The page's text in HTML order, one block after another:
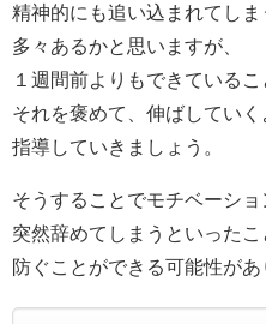
精神的にも追い込まれてしま
多々あるかと思いますが、
１週間前よりもできている
それを褒めて、伸ばしていく
指導していきましょう。
そうすることでモチベーショ
突然辞めてしまうといったこ
防ぐことができる可能性があ